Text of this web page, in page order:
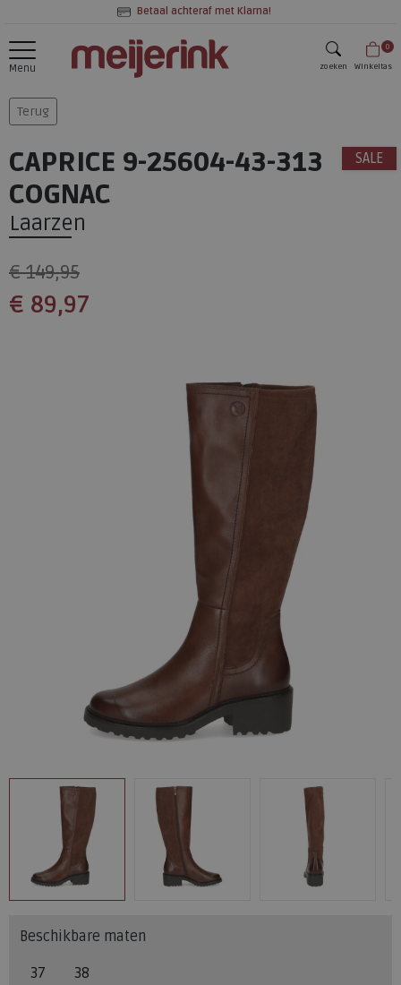
Betaal achteraf met Klarna!
Menu zoeken
0
Winkeltas
Terug
SALE
CAPRICE 9-25604-43-313
COGNAC
Laarzen
€ 149,95
€ 89,97
Beschikbare maten
37 38